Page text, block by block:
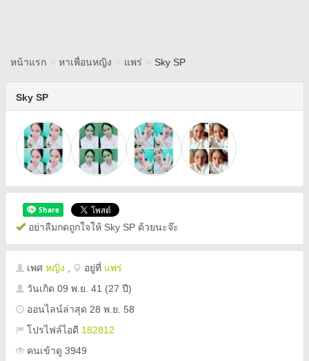
หน้าแรก > หาเพื่อนหญิง > แพร่ > Sky SP
Sky SP
อย่าลืมกดถูกใจให้ Sky SP ด้วยนะจ๊ะ
เพศ หญิง อยู่ที่ แพร่
วันเกิด 09 พ.ย. 41 (27 ปี)
ออนไลน์ล่าสุด 28 พ.ย. 58
โปรไฟล์ไอดี 182812
คนเข้าดู 3949